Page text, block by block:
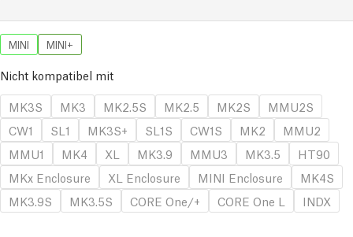
MINI MINI+
Nicht kompatibel mit
MK3S
MK3 MK2.5S MK2.5 MK2S
MMU2S
CW1
SL1 MK3S+ SL1S CW1S MK2
MMU2
MMU1
MK4 XL MK3.9 MMU3 MK3.5
HT90
MKx Enclosure
XL Enclosure MINI Enclosure
MK4S
MK3.9S
MK3.5S CORE One/+ CORE One L INDX